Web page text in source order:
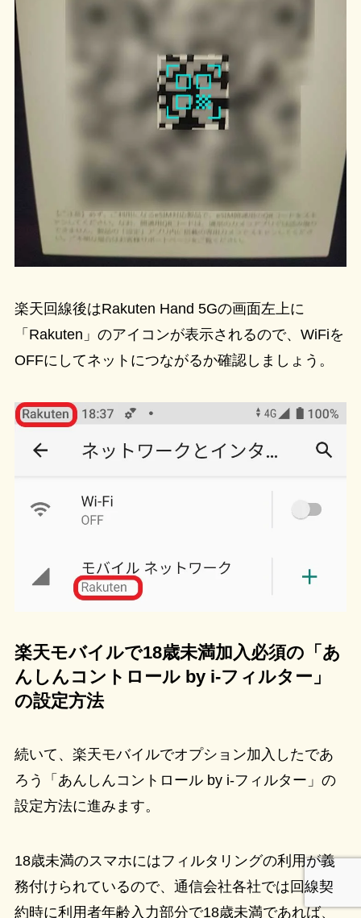
楽天回線後はRakuten Hand 5Gの画面左上に
「Rakuten」のアイコンが表示されるので、WiFiを
OFFにしてネットにつながるか確認しましょう。
楽天モバイルで18歳未満加入必須の「あ
んしんコントロール by i-フィルター」
の設定方法
続いて、楽天モバイルでオプション加入したであ
ろう「あんしんコントロール by i-フィルター」の
設定方法に進みます。
18歳未満のスマホにはフィルタリングの利用が義
務付けられているので、通信会社各社では回線契
約時に利用者年齢入力部分で18歳未満であれば、